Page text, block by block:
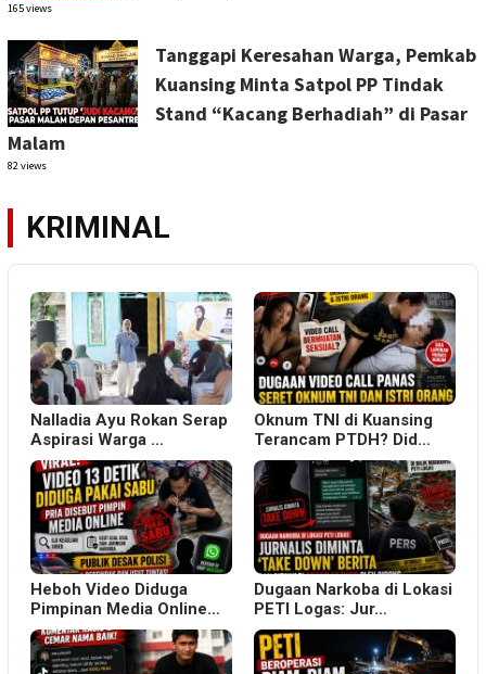
165 views
Tanggapi Keresahan Warga, Pemkab
Kuansing Minta Satpol PP Tindak
Stand “Kacang Berhadiah” di Pasar
Malam
82 views
KRIMINAL
Nalladia Ayu Rokan Serap
Aspirasi Warga …
Oknum TNI di Kuansing
Terancam PTDH? Did…
Heboh Video Diduga
Pimpinan Media Online…
Dugaan Narkoba di Lokasi
PETI Logas: Jur…